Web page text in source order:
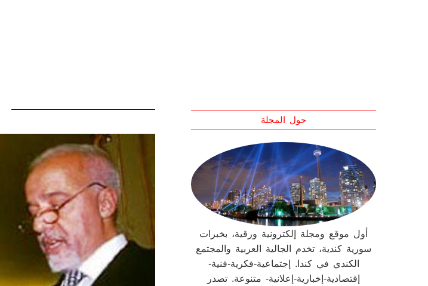
حول المجلة
أول موقع ومجلة إلكترونية ورقية، بخبرات
سورية كندية، تخدم الجالية العربية والمجتمع
الكندي في كندا. إجتماعية-فكرية-فنية-
إقتصادية-إخبارية-إعلانية- متنوعة. تصدر